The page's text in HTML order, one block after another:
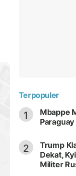
Terpopuler
1
Mbappe
2
Trump
Dekat,
Militer